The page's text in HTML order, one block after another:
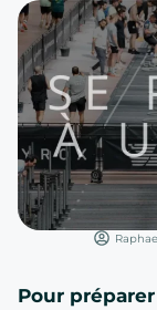
Pour